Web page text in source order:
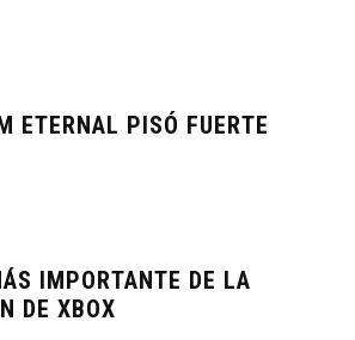
ETERNAL PISÓ FUERTE
IMPORTANTE DE LA
DE XBOX